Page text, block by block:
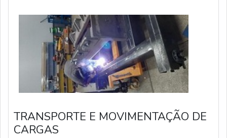
TRANSPORTE E MOVIMENTAÇÃO DE
CARGAS